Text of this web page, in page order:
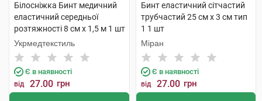
Білосніжка Бинт медичний
еластичний середньої
розтяжності 8 см х 1,5 м 1 шт
Укрмедтекстиль
Є в наявності
від 27.00 грн
Бинт еластичний сітчастий
трубчастий 25 см х 3 см тип
1 1 шт
Міран
Є в наявності
від 27.00 грн